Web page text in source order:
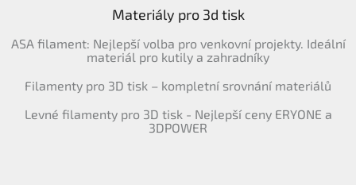
Materiály pro 3d tisk
ASA filament: Nejlepší volba pro venkovní projekty. Ideální
materiál pro kutily a zahradníky
Filamenty pro 3D tisk – kompletní srovnání materiálů
Levné filamenty pro 3D tisk - Nejlepší ceny ERYONE a
3DPOWER